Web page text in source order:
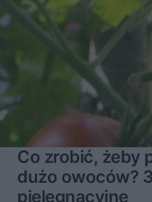
Co zrobić, żeby
dużo owoców?
pielęgnacyjne